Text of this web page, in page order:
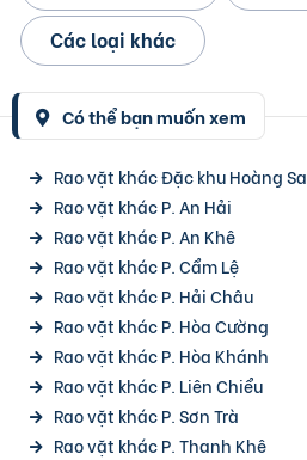
Các loại khác
Có thể bạn muốn xem
Rao vặt khác Đặc khu Hoàng Sa
Rao vặt khác P. An Hải
Rao vặt khác P. An Khê
Rao vặt khác P. Cẩm Lệ
Rao vặt khác P. Hải Châu
Rao vặt khác P. Hòa Cường
Rao vặt khác P. Hòa Khánh
Rao vặt khác P. Liên Chiểu
Rao vặt khác P. Sơn Trà
Rao vặt khác P. Thanh Khê